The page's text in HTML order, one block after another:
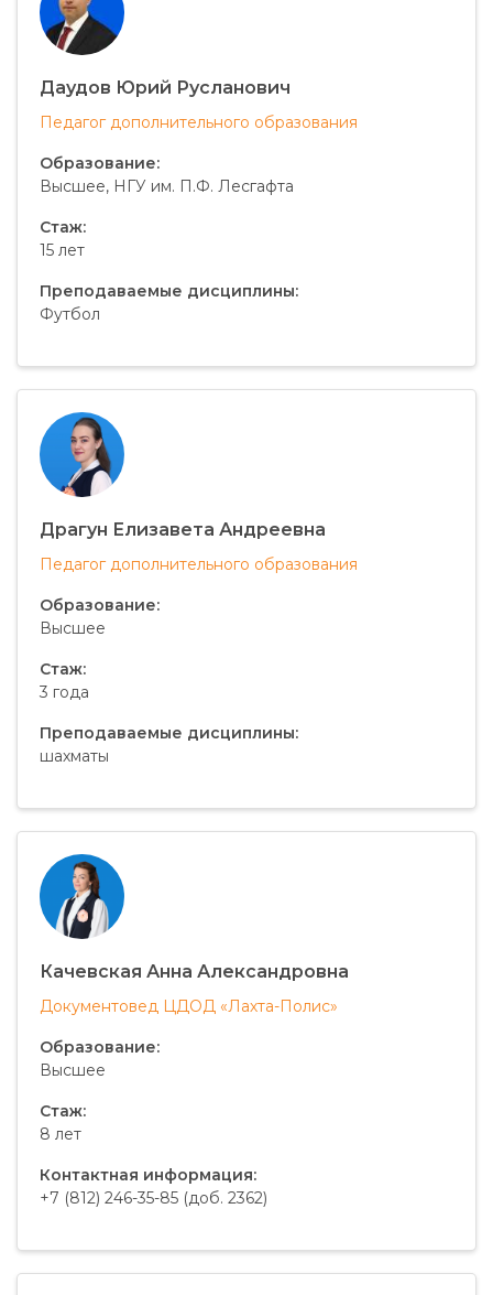
Даудов Юрий Русланович
Педагог дополнительного образования
Образование:
Высшее, НГУ им. П.Ф. Лесгафта
Стаж:
15 лет
Преподаваемые дисциплины:
Футбол
Драгун Елизавета Андреевна
Педагог дополнительного образования
Образование:
Высшее
Стаж:
3 года
Преподаваемые дисциплины:
шахматы
Качевская Анна Александровна
Документовед ЦДОД «Лахта-Полис»
Образование:
Высшее
Стаж:
8 лет
Контактная информация:
+7 (812) 246-35-85 (доб. 2362)